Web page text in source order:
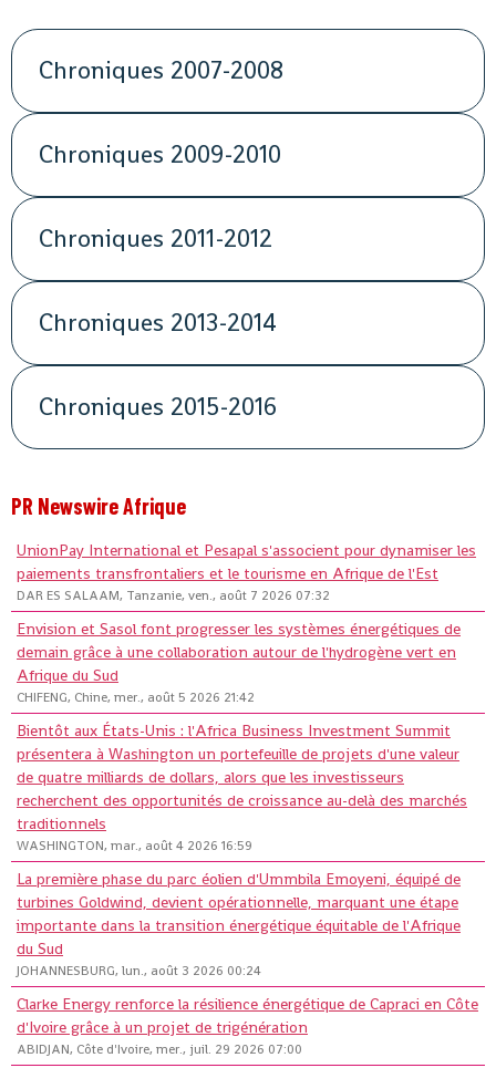
Chroniques 2007-2008
Chroniques 2009-2010
Chroniques 2011-2012
Chroniques 2013-2014
Chroniques 2015-2016
PR Newswire Afrique
UnionPay International et Pesapal s'associent pour dynamiser les
paiements transfrontaliers et le tourisme en Afrique de l'Est
DAR ES SALAAM, Tanzanie, ven., août 7 2026 07:32
Envision et Sasol font progresser les systèmes énergétiques de
demain grâce à une collaboration autour de l'hydrogène vert en
Afrique du Sud
CHIFENG, Chine, mer., août 5 2026 21:42
Bientôt aux États-Unis : l'Africa Business Investment Summit
présentera à Washington un portefeuille de projets d'une valeur
de quatre milliards de dollars, alors que les investisseurs
recherchent des opportunités de croissance au-delà des marchés
traditionnels
WASHINGTON, mar., août 4 2026 16:59
La première phase du parc éolien d'Ummbila Emoyeni, équipé de
turbines Goldwind, devient opérationnelle, marquant une étape
importante dans la transition énergétique équitable de l'Afrique
du Sud
JOHANNESBURG, lun., août 3 2026 00:24
Clarke Energy renforce la résilience énergétique de Capraci en Côte
d'Ivoire grâce à un projet de trigénération
ABIDJAN, Côte d'Ivoire, mer., juil. 29 2026 07:00